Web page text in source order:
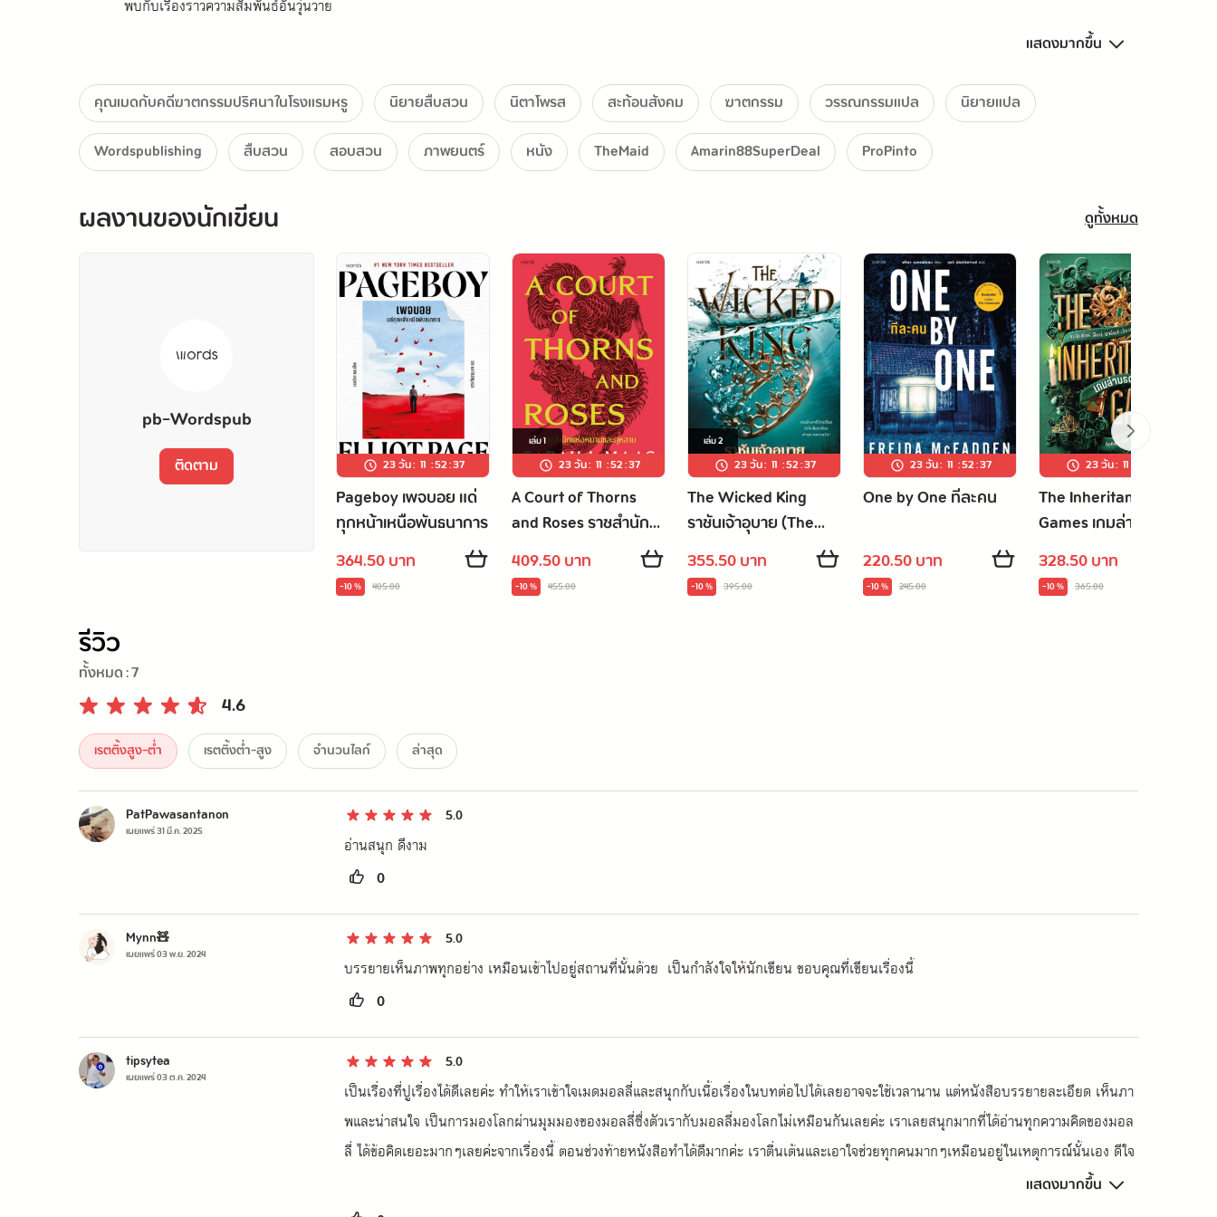
พบกับเรื่องราวความสัมพันธ์อันวุ่นวาย
และการเติบโตของตัวละครที่ชวนให้ทุกคนเอาใจช่วยจนหน้ากระดาษสุดท้าย
นี่คือหนังสือสุดลึกลับที่จะเผยให้เห็นว่า
ปริศนาทั้งหมดแก้ไขได้ผ่านการเชื่อมโยงกันของจิตใจมนุษย์
สร้างปรากฏการณ์ด้วยยอดขายกว่า 1 ล้านเล่ม แปลแล้วกว่า 30 ภาษา
และทาง Universal ได้ซื้อลิขสิทธิ์ในการสร้างเป็นภาพยนตร์เป็นที่เรียบร้อยแล้ว!
แสดงมากขึ้น
คุณเมดกับคดีฆาตกรรมปริศนาในโรงแรมหรู นิยายสืบสวน นิตาโพรส สะท้อนสังคม ฆาตกรรม วรรณกรรมแปล
นิยายแปล
Wordspublishing
สืบสวน สอบสวน ภาพยนตร์ หนัง TheMaid Amarin88SuperDeal ProPinto
ผลงานของนักเขียน ดูทั้งหมด
pb-Wordspub
ติดตาม 23 วัน: 11 :52:36
Pageboy เพจบอย แด่
ทุกหน้าเหนือพันธนาการ
364.50 บาท
-10 % 405.00
เล่ม1
23 วัน: 11 :52:36
A Court of Thorns
and Roses ราชสำนัก
แห่งหนามและกุหลาบ
409.50 บาท
-10 % 455.00
เล่ม2
23 วัน: 11 :52:36
The Wicked King
ราชันเจ้าอุบาย (The
Cruel Prince #2)
355.50 บาท
-10 % 395.00
23 วัน: 11 :52:36
One by One ทีละคน
220.50 บาท
-10 % 245.00
23 วัน: 11
The Inheritance
Games เกมล่ามรดก
328.50 บาท
-10 % 365.00
รีวิว
ทั้งหมด :7
4.6
เรตติ้งสูง-ต่ำ เรตติ้งต่ำ-สูง จำนวนไลก์ ล่าสุด
PatPawasantanon
เผยแพร่31 มี.ค. 2025
5.0
อ่านสนุก ดีงาม
0
Mynn🧸
เผยแพร่03 พ.ย. 2024
5.0
บรรยายเห็นภาพทุกอย่าง เหมือนเข้าไปอยู่สถานที่นั้นด้วย  เป็นกำลังใจให้นักเขียน ขอบคุณที่เขียนเรื่องนี้
0
tipsytea
เผยแพร่03 ต.ค. 2024
5.0
เป็นเรื่องที่ปูเรื่องได้ดีเลยค่ะ ทำให้เราเข้าใจเมดมอลลี่และสนุกกับเนื้อเรื่องในบทต่อไปได้เลยอาจจะใช้เวลานาน แต่หนังสือบรรยายละเอียด เห็นภา
พและน่าสนใจ เป็นการมองโลกผ่านมุมมองของมอลลี่ซึ่งตัวเรากับมอลลี่มองโลกไม่เหมือนกันเลยค่ะ เราเลยสนุกมากที่ได้อ่านทุกความคิดของมอล
ลี่ ได้ข้อคิดเยอะมากๆเลยค่ะจากเรื่องนี้ ตอนช่วงท้ายหนังสือทำได้ดีมากค่ะ เราตื่นเต้นและเอาใจช่วยทุกคนมากๆเหมือนอยู่ในเหตุการณ์นั้นเอง ดีใจ
ที่เมดมอลลี่ได้เจอคนที่น่ารักทั้งมิสเตอร์เพรสต์ลี่ คุณชาร์ลอต ณวน เพื่อนที่ทำงาน คุณจิเซลและที่สำคัญคือคุณยายฟลอร่าที่เลี้ยงมอลลี่มาได้พิเศษแ
ละเฉลียวฉลาดอย่างไม่เหมือนใคร ประทับใจจริงๆค่ะ หลังจากอ่านจบเราก็รู้สึกรักตัวเองแล้วก็มองโลกในแง่ดีมากขึ้นแต่ก็อยู่กับความเป็นจริง จริงๆ
แสดงมากขึ้น